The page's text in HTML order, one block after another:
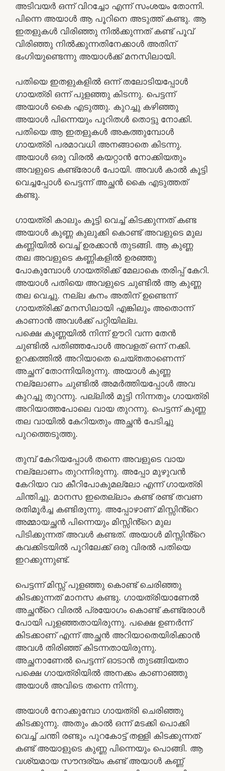
അടിവയർ ഒന്ന് വിറച്ചോ എന്ന് സംശയം തോന്നി.
പിന്നെ അയാൾ ആ പൂറിനെ അടുത്ത് കണ്ടു. ആ
ഇതളുകൾ വിരിഞ്ഞു നിൽക്കുന്നത് കണ്ട് പൂവ്
വിരിഞ്ഞു നിൽക്കുന്നതിനേക്കാൾ അതിന്
ഭംഗിയുണ്ടെന്നു അയാൾക്ക് മനസിലായി.
പതിയെ ഇതളുകളിൽ ഒന്ന് തലോടിയപ്പോൾ
ഗായത്രി ഒന്ന് പുളഞ്ഞു കിടന്നു. പെട്ടന്ന്
അയാൾ കൈ എടുത്തു. കുറച്ചു കഴിഞ്ഞു
അയാൾ പിന്നെയും പൂറിതൾ തൊട്ടു നോക്കി.
പതിയെ ആ ഇതളുകൾ അകത്തുമ്പോൾ
ഗായത്രി പരമാവധി അനങ്ങാതെ കിടന്നു.
അയാൾ ഒരു വിരൽ കയറ്റാൻ നോക്കിയതും
അവളുടെ കണ്ട്രോൾ പോയി. അവൾ കാൽ കൂട്ടി
വെച്ചപ്പോൾ പെട്ടന്ന് അച്ഛൻ കൈ എടുത്തത്
കണ്ടു.
ഗായത്രി കാലും കൂട്ടി വെച്ച് കിടക്കുന്നത് കണ്ട
അയാൾ കുണ്ണ കുലുക്കി കൊണ്ട് അവളുടെ മുല
കണ്ണിയിൽ വെച്ച് ഉരക്കാൻ തുടങ്ങി. ആ കുണ്ണ
തല അവളുടെ കണ്ണികളിൽ ഉരഞ്ഞു
പോകുമ്പോൾ ഗായത്രിക്ക് മേലാകെ തരിപ്പ് കേറി.
അയാൾ പതിയെ അവളുടെ ചുണ്ടിൽ ആ കുണ്ണ
തല വെച്ചു. നല്ല കനം അതിന് ഉണ്ടെന്ന്
ഗായത്രിക്ക് മനസിലായി എങ്കിലും അതൊന്ന്
കാണാൻ അവൾക്ക് പറ്റിയില്ല.
പക്ഷെ കുണ്ണയിൽ നിന്ന് ഊറി വന്ന തേൻ
ചുണ്ടിൽ പതിഞ്ഞപോൾ അവളത് ഒന്ന് നക്കി.
ഉറക്കത്തിൽ അറിയാതെ ചെയ്തതാണെന്ന്
അച്ഛന് തോന്നിയിരുന്നു. അയാൾ കുണ്ണ
നല്ലോണം ചുണ്ടിൽ അമർത്തിയപ്പോൾ അവ
കുറച്ചു തുറന്നു. പല്ലിൽ മുട്ടി നിന്നതും ഗായത്രി
അറിയാത്തപോലെ വായ തുറന്നു. പെട്ടന്ന് കുണ്ണ
തല വായിൽ കേറിയതും അച്ഛൻ പേടിച്ചു
പുറത്തെടുത്തു.
തുമ്പ് കേറിയപ്പോൾ തന്നെ അവളുടെ വായ
നല്ലോണം തുറന്നിരുന്നു. അപ്പോ മുഴുവൻ
കേറിയാ വാ കീറിപോകുമല്ലോ എന്ന് ഗായത്രി
ചിന്തിച്ചു. മാനസ ഇതെല്ലാം കണ്ട് രണ്ട് തവണ
രതിമൂർച്ച കണ്ടിരുന്നു. അപ്പോഴാണ് മിസ്സിൻ്റെ
അമ്മായച്ഛൻ പിന്നെയും മിസ്സിൻ്റെ മുല
പിടിക്കുന്നത് അവൾ കണ്ടത്. അയാൾ മിസ്സിൻ്റെ
കവക്കിടയിൽ പൂറിലേക്ക് ഒരു വിരൽ പതിയെ
ഇറക്കുന്നുണ്ട്.
പെട്ടന്ന് മിസ്സ്‌ പുളഞ്ഞു കൊണ്ട് ചെരിഞ്ഞു
കിടക്കുന്നത് മാനസ കണ്ടു. ഗായത്രിയാണേൽ
അച്ഛൻ്റെ വിരൽ പ്രയോഗം കൊണ്ട് കണ്ട്രോൾ
പോയി പുളഞ്ഞതായിരുന്നു. പക്ഷെ ഉണർന്ന്
കിടക്കാണ് എന്ന് അച്ഛൻ അറിയാതെയിരിക്കാൻ
അവൾ തിരിഞ്ഞ് കിടന്നതായിരുന്നു.
അച്ഛനാണേൽ പെട്ടന്ന് ഓടാൻ തുടങ്ങിയതാ
പക്ഷെ ഗായത്രിയിൽ അനക്കം കാണാഞ്ഞു
അയാൾ അവിടെ തന്നെ നിന്നു.
അയാൾ നോക്കുമ്പോ ഗായത്രി ചെരിഞ്ഞു
കിടക്കുന്നു. അതും കാൽ ഒന്ന് മടക്കി പൊക്കി
വെച്ച് ചന്തി രണ്ടും പുറകോട്ട് തള്ളി കിടക്കുന്നത്
കണ്ട് അയാളുടെ കുണ്ണ പിന്നെയും പൊങ്ങി. ആ
വശ്യമായ സൗന്ദര്യം കണ്ട് അയാൾ കണ്ണ്